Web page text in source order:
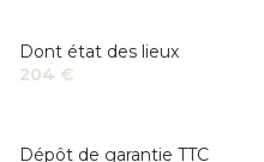
Dont état des lieux
204 €
Dépôt de garantie TTC